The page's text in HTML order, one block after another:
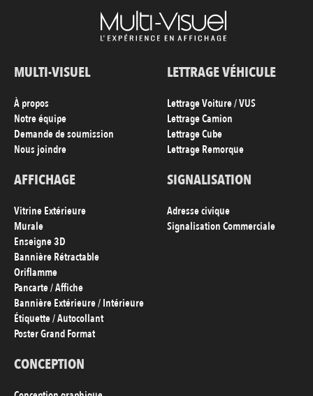
MULTI-VISUEL
À propos
Notre équipe
Demande de soumission
Nous joindre
LETTRAGE VÉHICULE
Lettrage Voiture / VUS
Lettrage Camion
Lettrage Cube
Lettrage Remorque
AFFICHAGE
Vitrine Extérieure
Murale
Enseigne 3D
Bannière Rétractable
Oriflamme
Pancarte / Affiche
Bannière Extérieure / Intérieure
Étiquette / Autocollant
Poster Grand Format
SIGNALISATION
Adresse civique
Signalisation Commerciale
CONCEPTION